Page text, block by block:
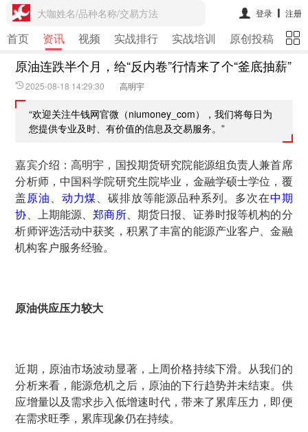
大咖姓名/品种名称/交易方法 登录 注册
首页 资讯 视频 实战排行 实战培训 原创投稿 期
原油连跌半个月，给“反内卷”行情来了个“釜底抽薪”
2025-08-18 14:29:30 高明宇
“欢迎关注牛钱网官微（niumoney_com），我们将每日为
您提供专业及时、有价值的信息及交易服务。”
嘉宾介绍：高明宇，国投期货研究院能源组负责人兼首席
分析师，中国科学院研究生院毕业，金融学硕士学位，覆
盖原油、 动力煤、碳排放等能源品种系列。多次在中期
协、上期能源、郑商所、期货日报、证券时报等机构的分
析师评选活动中获奖，积累了丰富的能源产业客户、金融
机构客户服务经验。
原油供应压力较大
近期，原油市场波动显著，上周价格持续下滑。从我们的
分析来看，能源危机之后，原油的下行趋势并未结束。供
应增量以及需求步入低增速时代，带来了累库压力，即便
在需求旺季，累库现象仍在持续。